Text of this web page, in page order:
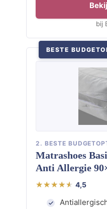
bij
BESTE
2. BESTE
Matrashoes
Anti Allergie
4,5